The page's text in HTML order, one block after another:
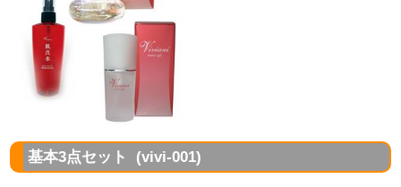
基本3点セット (vivi-001)